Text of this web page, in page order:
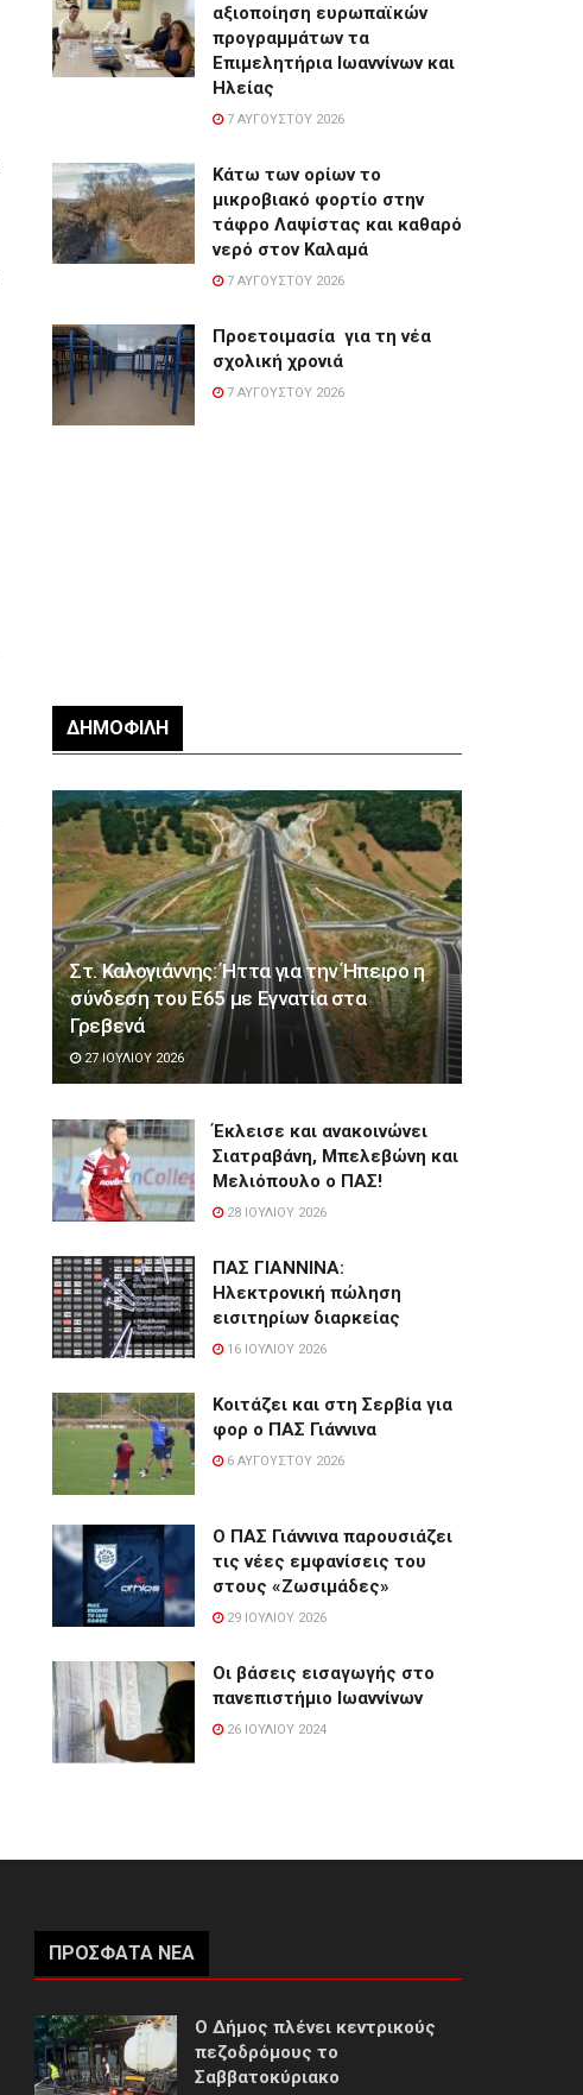
αξιοποίηση ευρωπαϊκών
προγραμμάτων τα
Επιμελητήρια Ιωαννίνων και
Ηλείας
7 ΑΥΓΟΎΣΤΟΥ 2026
Κάτω των ορίων το
μικροβιακό φορτίο στην
τάφρο Λαψίστας και καθαρό
νερό στον Καλαμά
7 ΑΥΓΟΎΣΤΟΥ 2026
Προετοιμασία για τη νέα
σχολική χρονιά
7 ΑΥΓΟΎΣΤΟΥ 2026
ΔΗΜΟΦΙΛΉ
Στ. Καλογιάννης: Ήττα για την Ήπειρο η
σύνδεση του Ε65 με Εγνατία στα
Γρεβενά
27 ΙΟΥΛΊΟΥ 2026
Έκλεισε και ανακοινώνει
Σιατραβάνη, Μπελεβώνη και
Μελιόπουλο ο ΠΑΣ!
28 ΙΟΥΛΊΟΥ 2026
ΠΑΣ ΓΙΑΝΝΙΝΑ:
Hλεκτρονική πώληση
εισιτηρίων διαρκείας
16 ΙΟΥΛΊΟΥ 2026
Κοιτάζει και στη Σερβία για
φορ ο ΠΑΣ Γιάννινα
6 ΑΥΓΟΎΣΤΟΥ 2026
Ο ΠΑΣ Γιάννινα παρουσιάζει
τις νέες εμφανίσεις του
στους «Ζωσιμάδες»
29 ΙΟΥΛΊΟΥ 2026
Οι βάσεις εισαγωγής στο
πανεπιστήμιο Ιωαννίνων
26 ΙΟΥΛΊΟΥ 2024
ΠΡΌΣΦΑΤΑ ΝΈΑ
Ο Δήμος πλένει κεντρικούς
πεζοδρόμους το
Σαββατοκύριακο